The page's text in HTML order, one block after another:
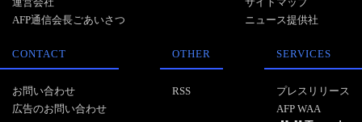
AFP通信会長ごあいさつ
ニュース提供社
CONTACT
お問い合わせ
広告のお問い合わせ
OTHER
RSS
SERVICES
プレスリリース
AFP WAA